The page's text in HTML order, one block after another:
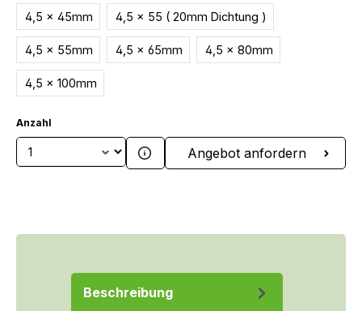
4,5 x 45mm 4,5 x 55 ( 20mm Dichtung )
4,5 x 55mm 4,5 x 65mm 4,5 x 80mm
4,5 x 100mm
Anzahl
Produkt Anzahl: Gib denAngebot anfordern
Beschreibung